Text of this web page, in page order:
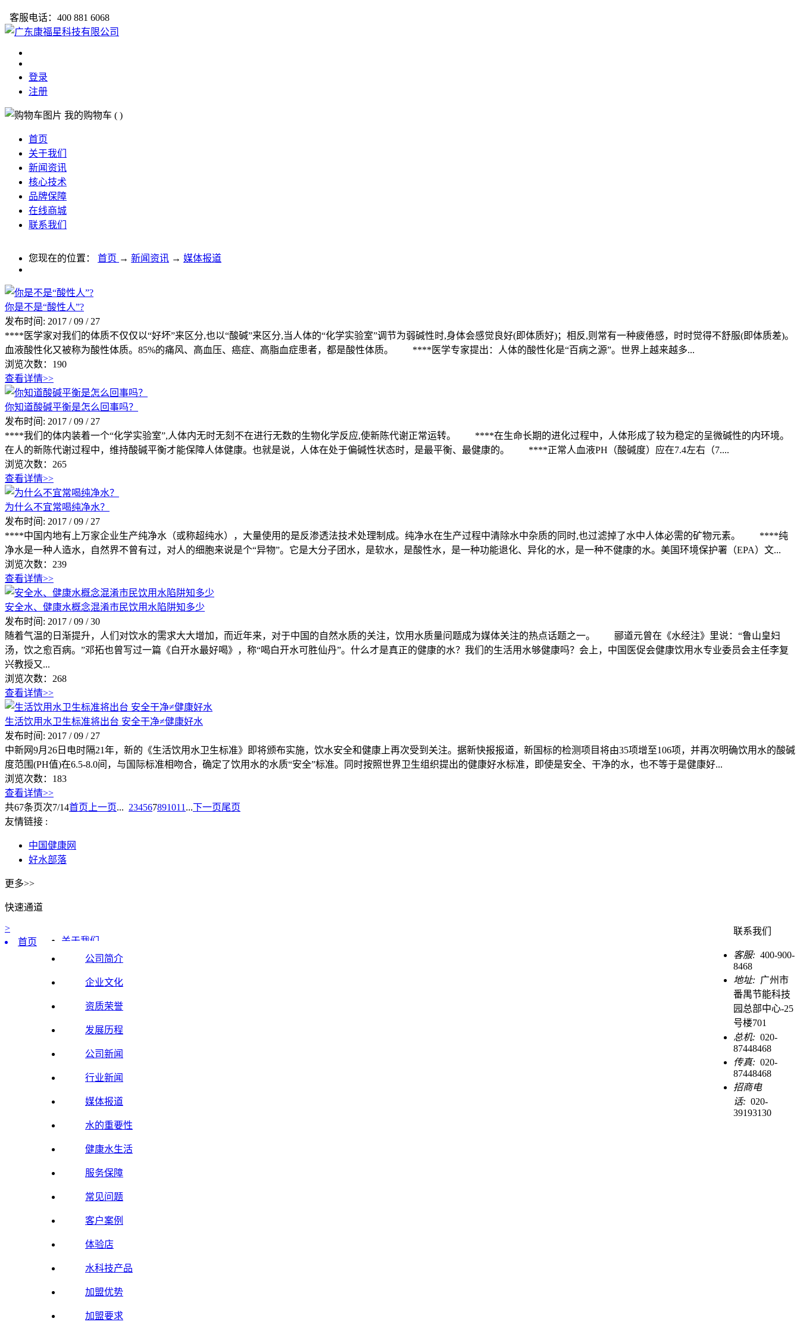
客服电话：400 881 6068
登录
注册
我的购物车 ( )
首页
关于我们
新闻资讯
核心技术
品牌保障
在线商城
联系我们
您现在的位置： 首页 → 新闻资讯 → 媒体报道
你是不是“酸性人”?
发布时间: 2017 / 09 / 27
****医学家对我们的体质不仅仅以“好坏”来区分,也以“酸碱”来区分,当人体的“化学实验室”调节为弱碱性时,身体会感觉良好(即体质好)；相反,则常有一种疲倦感，时时觉得不舒服(即体质差)。
血液酸性化又被称为酸性体质。85%的痛风、高血压、癌症、高脂血症患者，都是酸性体质。 ****医学专家提出：人体的酸性化是“百病之源”。世界上越来越多...
浏览次数： 190
查看详情>>
你知道酸碱平衡是怎么回事吗？
发布时间: 2017 / 09 / 27
****我们的体内装着一个“化学实验室”,人体内无时无刻不在进行无数的生物化学反应,使新陈代谢正常运转。 ****在生命长期的进化过程中，人体形成了较为稳定的呈微碱性的内环境。
在人的新陈代谢过程中，维持酸碱平衡才能保障人体健康。也就是说，人体在处于偏碱性状态时，是最平衡、最健康的。 ****正常人血液PH（酸碱度）应在7.4左右（7....
浏览次数： 265
查看详情>>
为什么不宜常喝纯净水？
发布时间: 2017 / 09 / 27
****中国内地有上万家企业生产纯净水（或称超纯水），大量使用的是反渗透法技术处理制成。纯净水在生产过程中清除水中杂质的同时,也过滤掉了水中人体必需的矿物元素。 ****纯
净水是一种人造水，自然界不曾有过，对人的细胞来说是个“异物”。它是大分子团水，是软水，是酸性水，是一种功能退化、异化的水，是一种不健康的水。美国环境保护署（EPA）文...
浏览次数： 239
查看详情>>
安全水、健康水概念混淆市民饮用水陷阱知多少
发布时间: 2017 / 09 / 30
随着气温的日渐提升，人们对饮水的需求大大增加，而近年来，对于中国的自然水质的关注，饮用水质量问题成为媒体关注的热点话题之一。 郦道元曾在《水经注》里说：“鲁山皇妇
汤，饮之愈百病。”邓拓也曾写过一篇《白开水最好喝》，称“喝白开水可胜仙丹”。什么才是真正的健康的水？我们的生活用水够健康吗？会上，中国医促会健康饮用水专业委员会主任李复
兴教授又...
浏览次数： 268
查看详情>>
生活饮用水卫生标准将出台 安全干净≠健康好水
发布时间: 2017 / 09 / 27
中新网9月26日电时隔21年，新的《生活饮用水卫生标准》即将颁布实施，饮水安全和健康上再次受到关注。据新快报报道，新国标的检测项目将由35项增至106项，并再次明确饮用水的酸碱
度范围(PH值)在6.5-8.0间，与国际标准相吻合，确定了饮用水的水质“安全”标准。同时按照世界卫生组织提出的健康好水标准，即使是安全、干净的水，也不等于是健康好...
浏览次数： 183
查看详情>>
共67条页次7/14首页 上一页... 234567891011 ...下一页尾页
友情链接 :
中国健康网
好水部落
更多>>
快速通道
>
首页
关于我们
新闻资讯
品牌保障
联系我们
公司简介
企业文化
资质荣誉
发展历程
公司新闻
行业新闻
媒体报道
水的重要性
健康水生活
服务保障
常见问题
客户案例
体验店
水科技产品
加盟优势
加盟要求
联系我们
客服: 400-900-
8468
地址: 广州市
番禺节能科技
园总部中心-25
号楼701
总机: 020-
87448468
传真: 020-
87448468
招商电
话: 020-
39193130